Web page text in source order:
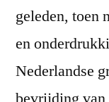
geleden, toen
en
Nederlandse